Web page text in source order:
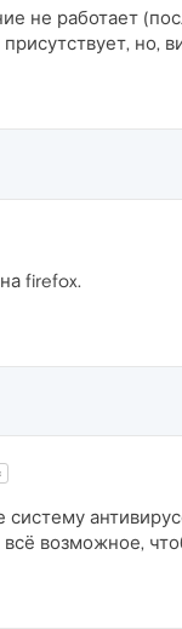
не работает
но,
firefox.
систему
возможное,